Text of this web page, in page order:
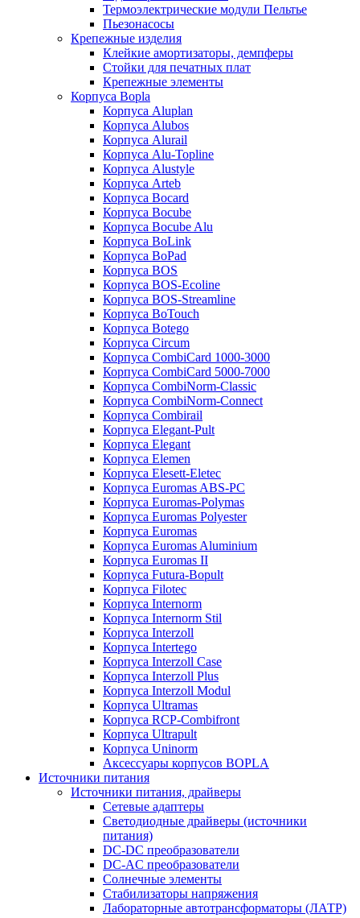
Термоэлектрические модули Пельтье
Пьезонасосы
Крепежные изделия
Клейкие амортизаторы, демпферы
Стойки для печатных плат
Крепежные элементы
Корпуса Bopla
Корпуса Aluplan
Корпуса Alubos
Корпуса Alurail
Корпуса Alu-Topline
Корпуса Alustyle
Корпуса Arteb
Корпуса Bocard
Корпуса Bocube
Корпуса Bocube Alu
Корпуса BoLink
Корпуса BoPad
Корпуса BOS
Корпуса BOS-Ecoline
Корпуса BOS-Streamline
Корпуса BoTouch
Корпуса Botego
Корпуса Circum
Корпуса CombiCard 1000-3000
Корпуса CombiCard 5000-7000
Корпуса CombiNorm-Classic
Корпуса CombiNorm-Connect
Корпуса Combirail
Корпуса Elegant-Pult
Корпуса Elegant
Корпуса Elemen
Корпуса Elesett-Eletec
Корпуса Euromas ABS-PC
Корпуса Euromas-Polymas
Корпуса Euromas Polyester
Корпуса Euromas
Корпуса Euromas Aluminium
Корпуса Euromas II
Корпуса Futura-Bopult
Корпуса Filotec
Корпуса Internorm
Корпуса Internorm Stil
Корпуса Interzoll
Корпуса Intertego
Корпуса Interzoll Case
Корпуса Interzoll Plus
Корпуса Interzoll Modul
Корпуса Ultramas
Корпуса RCP-Combifront
Корпуса Ultrapult
Корпуса Uninorm
Аксессуары корпусов BOPLA
Источники питания
Источники питания, драйверы
Сетевые адаптеры
Светодиодные драйверы (источники
питания)
DC-DC преобразователи
DC-AC преобразователи
Солнечные элементы
Стабилизаторы напряжения
Лабораторные автотрансформаторы (ЛАТР)